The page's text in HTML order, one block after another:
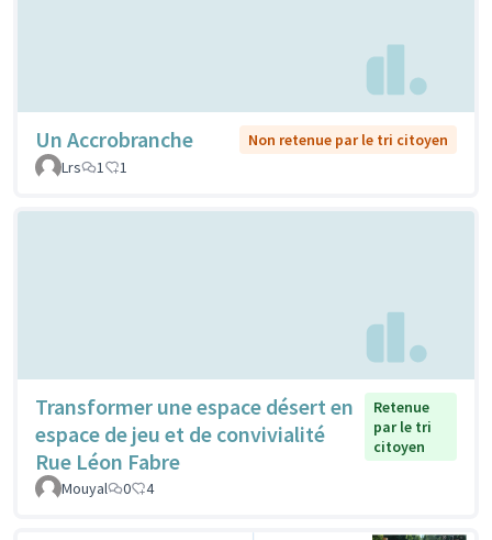
Un Accrobranche
Non retenue par le tri citoyen
Lrs
1 1
Transformer une espace désert en
espace de jeu et de convivialité
Rue Léon Fabre
Retenue
par le tri
citoyen
Mouyal 0 4